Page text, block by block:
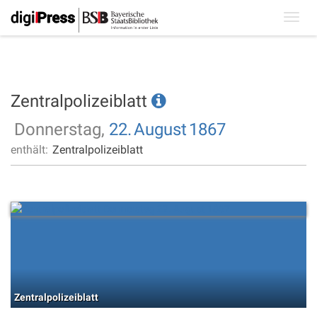
Zentralpolizeiblatt
Donnerstag, 22.August 1867
enthält: Zentralpolizeiblatt
Zentralpolizeiblatt